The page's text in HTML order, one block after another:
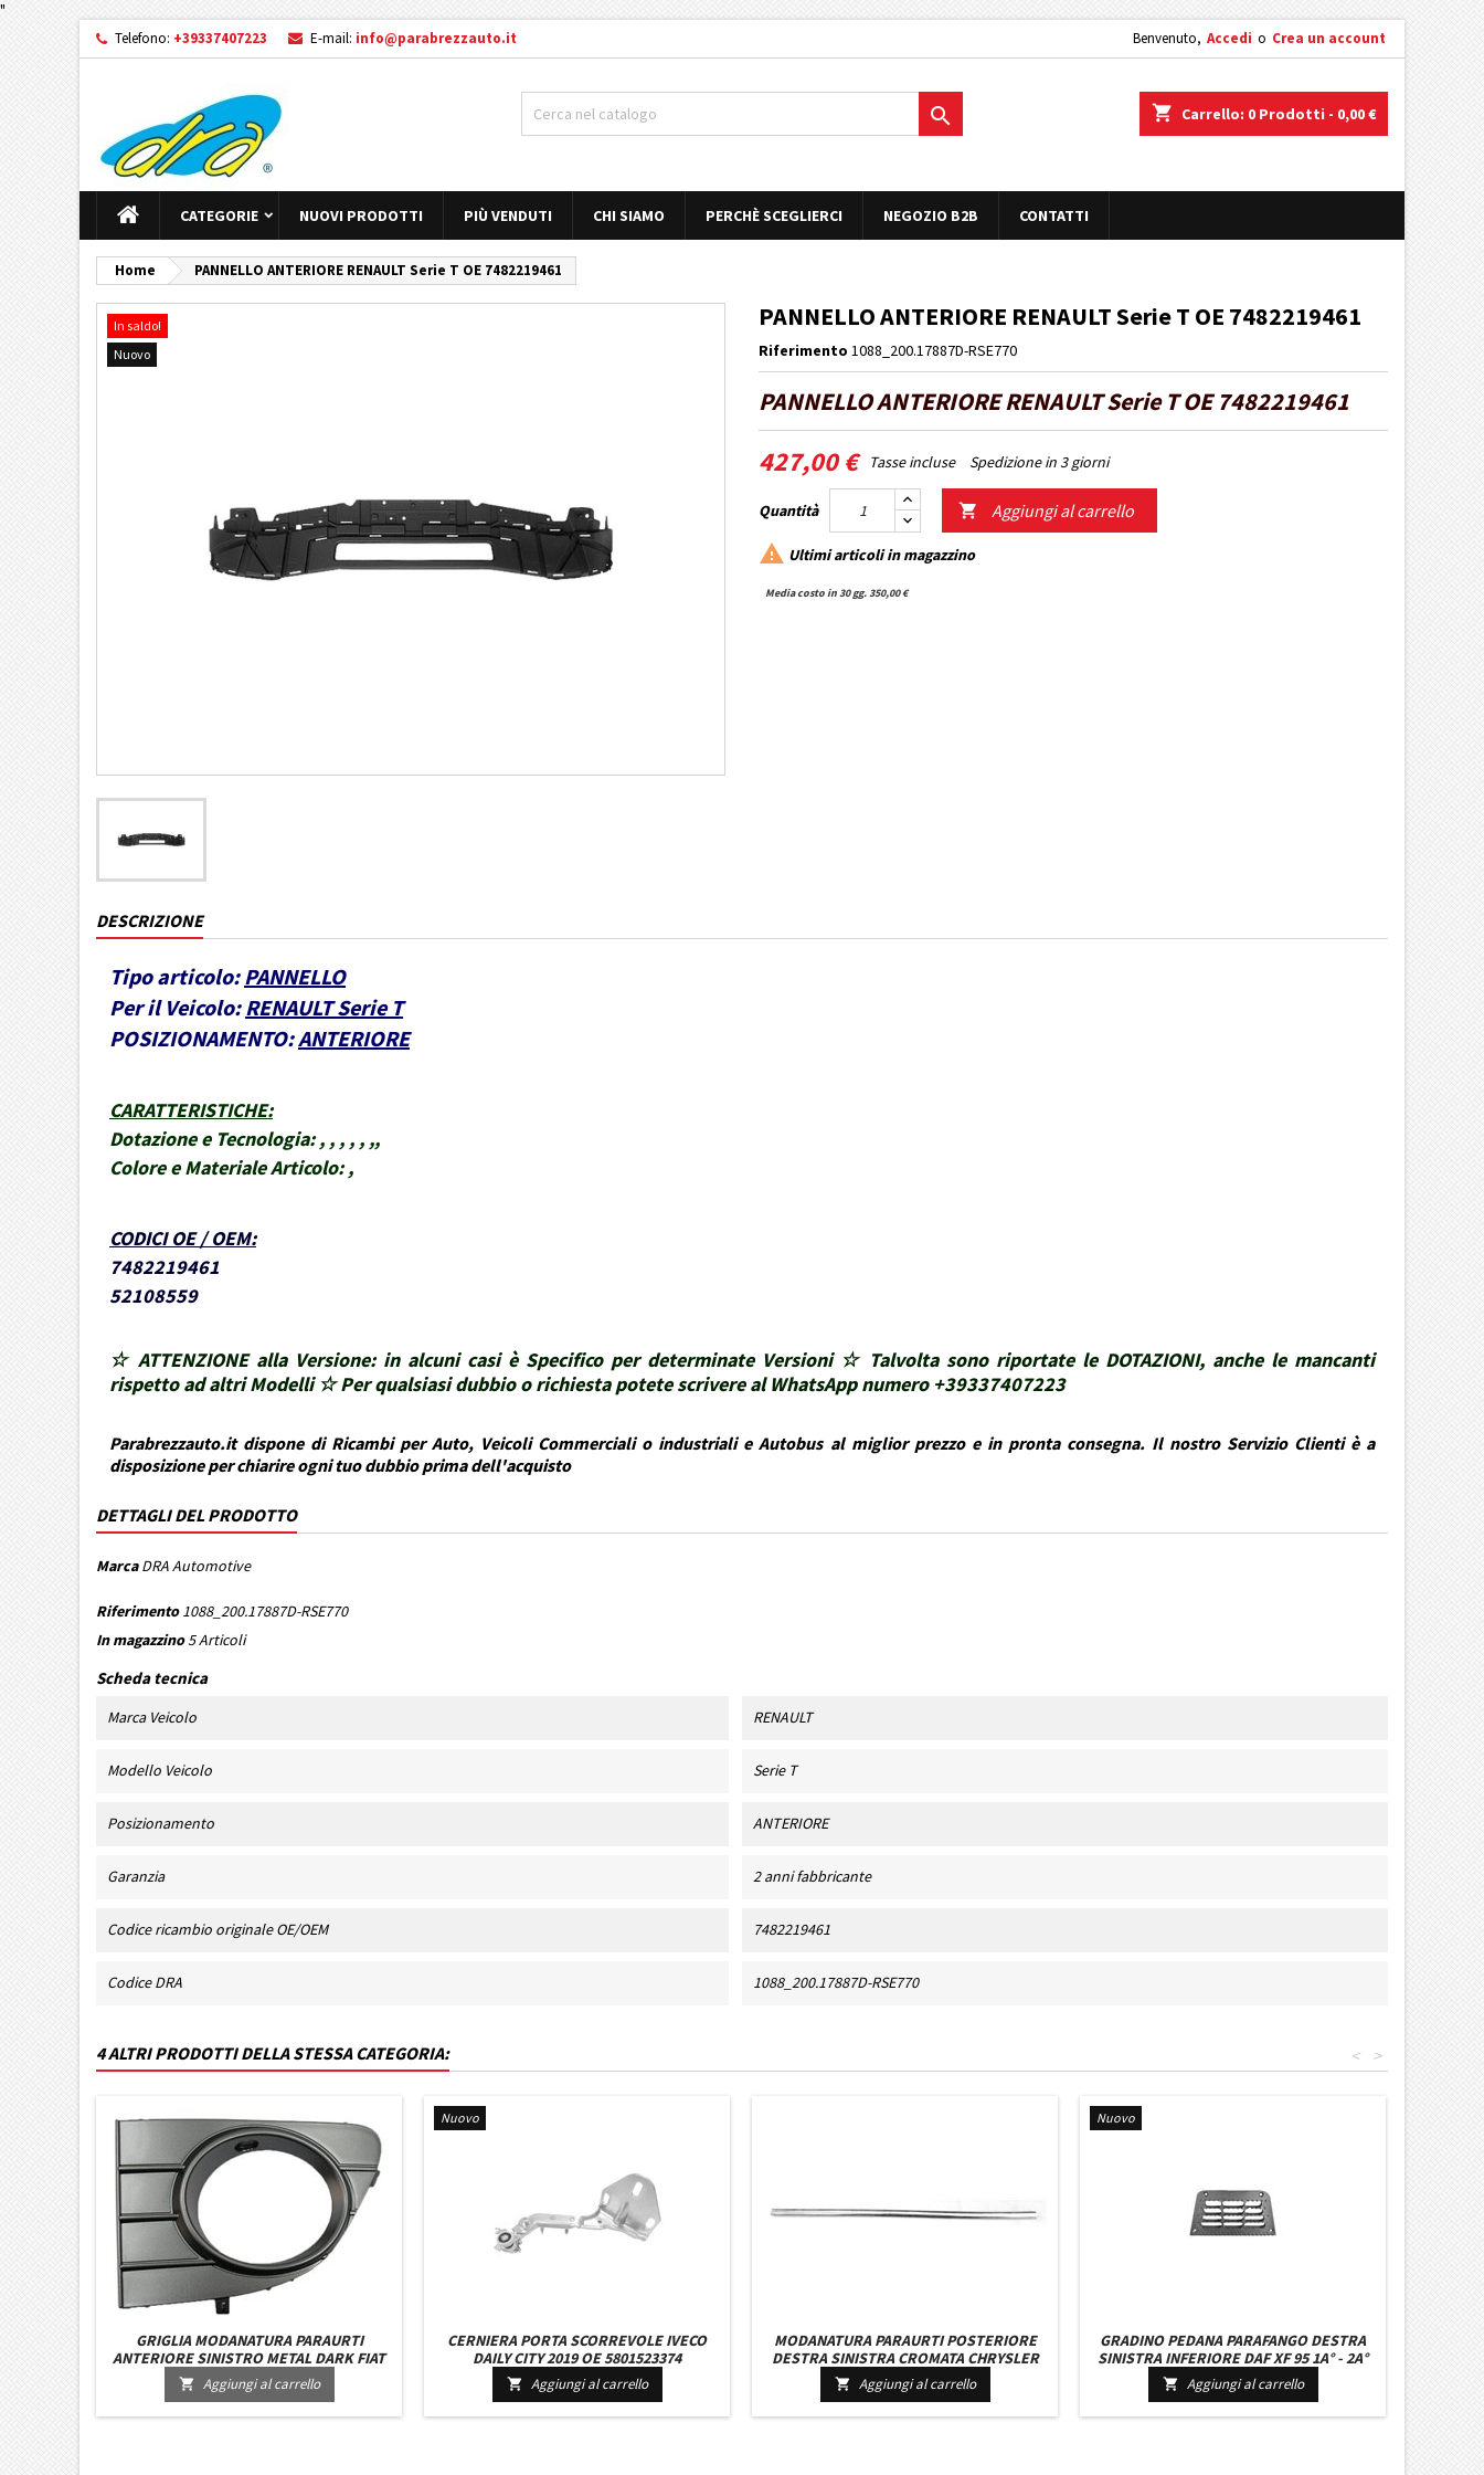
"
Telefono: +39337407223 E-mail: info@parabrezzauto.it Benvenuto, Accedi o Crea un account
shopping_cart Carrello: 0 Prodotti - 0,00 €

CATEGORIE NUOVI PRODOTTI PIÙ VENDUTI CHI SIAMO PERCHÈ SCEGLIERCI NEGOZIO B2B CONTATTI
Home PANNELLO ANTERIORE RENAULT Serie T OE 7482219461
In saldo!
Nuovo
PANNELLO ANTERIORE RENAULT Serie T OE 7482219461
Riferimento 1088_200.17887D-RSE770
PANNELLO ANTERIORE RENAULT Serie T OE 7482219461
427,00 € Tasse incluse Spedizione in 3 giorni
Quantità  Aggiungi al carrello
 Ultimi articoli in magazzino
Media costo in 30 gg. 350,00 €
DESCRIZIONE
Tipo articolo: PANNELLO
Per il Veicolo: RENAULT Serie T
POSIZIONAMENTO:ANTERIORE
CARATTERISTICHE:
Dotazione e Tecnologia: , , , , , ,,
Colore e Materiale Articolo: ,
CODICI OE / OEM:
7482219461
52108559
☆ ATTENZIONE alla Versione: in alcuni casi è Specifico per determinate Versioni ☆ Talvolta sono riportate le DOTAZIONI, anche le mancanti
rispetto ad altri Modelli ☆ Per qualsiasi dubbio o richiesta potete scrivere al WhatsApp numero +39337407223
Parabrezzauto.it dispone di Ricambi per Auto, Veicoli Commerciali o industriali e Autobus al miglior prezzo e in pronta consegna. Il nostro Servizio Clienti è a
disposizione per chiarire ogni tuo dubbio prima dell'acquisto
DETTAGLI DEL PRODOTTO
Marca DRA Automotive
Riferimento 1088_200.17887D-RSE770
In magazzino5 Articoli
Scheda tecnica
Marca Veicolo RENAULT
Modello Veicolo Serie T
Posizionamento ANTERIORE
Garanzia 2 anni fabbricante
Codice ricambio originale OE/OEM 7482219461
Codice DRA 1088_200.17887D-RSE770
4 ALTRI PRODOTTI DELLA STESSA CATEGORIA: >
<
GRIGLIA MODANATURA PARAURTI
ANTERIORE SINISTRO METAL DARK FIAT
PUNTO EVO DAL 2009 A SEGUIRE
 Aggiungi al carrello
Nuovo
CERNIERA PORTA SCORREVOLE IVECO
DAILY CITY 2019 OE 5801523374
 Aggiungi al carrello
MODANATURA PARAURTI POSTERIORE
DESTRA SINISTRA CROMATA CHRYSLER
VOYAGER DAL 2004 AL 2007
 Aggiungi al carrello
Nuovo
GRADINO PEDANA PARAFANGO DESTRA
SINISTRA INFERIORE DAF XF 95 1A° - 2A°
SERIE OE 0673143
 Aggiungi al carrello